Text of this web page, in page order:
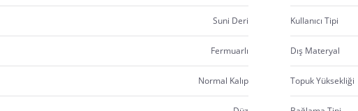
Suni Deri Kullanıcı Tipi
Fermuarlı Dış Materyal
Normal Kalıp Topuk Yüksekliği